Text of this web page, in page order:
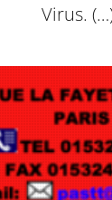
Virus.